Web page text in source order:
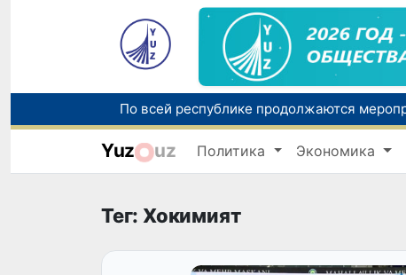
Yuz uz Политика Экономика
Тег: Хокимият